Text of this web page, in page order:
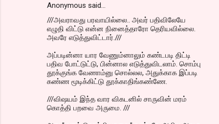
Anonymous said…
///அவராவது பரவாயில்லை.. அவர் பதிவிலேயே
எழுதி விட்டு என்ன நினைத்தாரோ தெரியவில்லை.
அவரே எடுத்துவிட்டார்.///
அப்படின்னா யார வேணும்னாலும் கண்டபடி திட்டி
பதிவ போட்டுட்டு, பின்னால எடுத்துவிடலாம். சொம்பு
தூக்குங்க வேணாம்னு சொல்லல, அதுக்காக இப்படி
கண்ண மூடிக்கிட்டு தூக்காதிங்கண்ணே.
///விஷயம் இந்த வார விகடனில் சாருவின் மரம்
கொத்தி பறவை அருமை. ///